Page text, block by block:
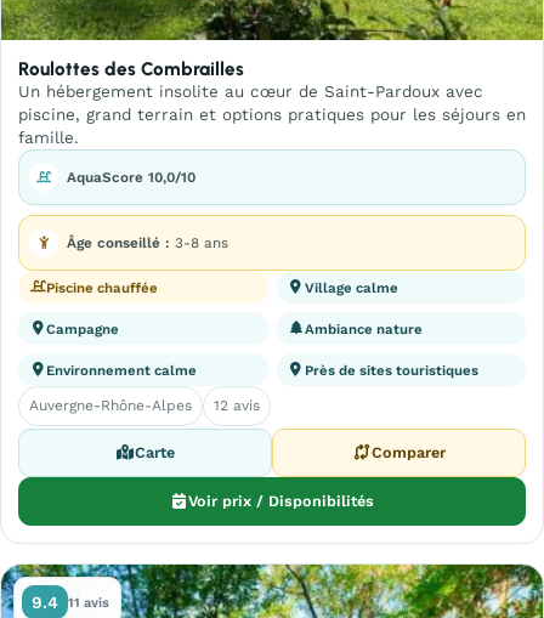
Roulottes des Combrailles
Un hébergement insolite au cœur de Saint-Pardoux avec
piscine, grand terrain et options pratiques pour les séjours en
famille.
AquaScore 10,0/10
Âge conseillé : 3-8 ans
Piscine chauffée Village calme
Campagne Ambiance nature
Environnement calme Près de sites touristiques
Auvergne-Rhône-Alpes 12 avis
Carte Comparer
Voir prix / Disponibilités
9.4 11 avis